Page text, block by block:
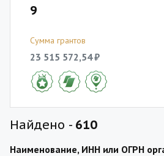
9
Сумма грантов
23 515 572,54 ₽
Найдено - 610
Наименование, ИНН или ОГРН